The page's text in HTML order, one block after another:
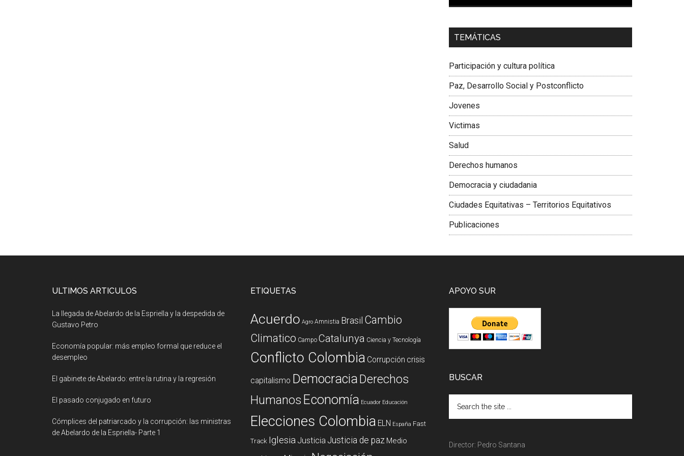
Dra. Carolina Corcho Mejía,
Latinoamericana Sur, Vicepresidenta Federación
TEMÁTICAS
Participación y cultura política
Paz, Desarrollo Social y Postconflicto
Jovenes
Victimas
Salud
Derechos humanos
Democracia y ciudadania
Ciudades Equitativas – Territorios Equitativos
Publicaciones
ULTIMOS ARTICULOS
La llegada de Abelardo de la Espriella y la despedida de
Gustavo Petro
Economía popular: más empleo formal que reduce el
desempleo
El gabinete de Abelardo: entre la rutina y la regresión
El pasado conjugado en futuro
Cómplices del patriarcado y la corrupción: las ministras
de Abelardo de la Espriella- Parte 1
ETIQUETAS
Acuerdo Agro Amnistia Brasil Cambio
Climatico Campo Catalunya Ciencia y Tecnología
Conflicto Colombia Corrupción crisis
capitalismo DemocraciaDerechos
Humanos Economía Ecuador Educación
Elecciones Colombia ELN España Fast
Track Iglesia Justicia Justicia de paz Medio
APOYO SUR
BUSCAR
Director: Pedro Santana